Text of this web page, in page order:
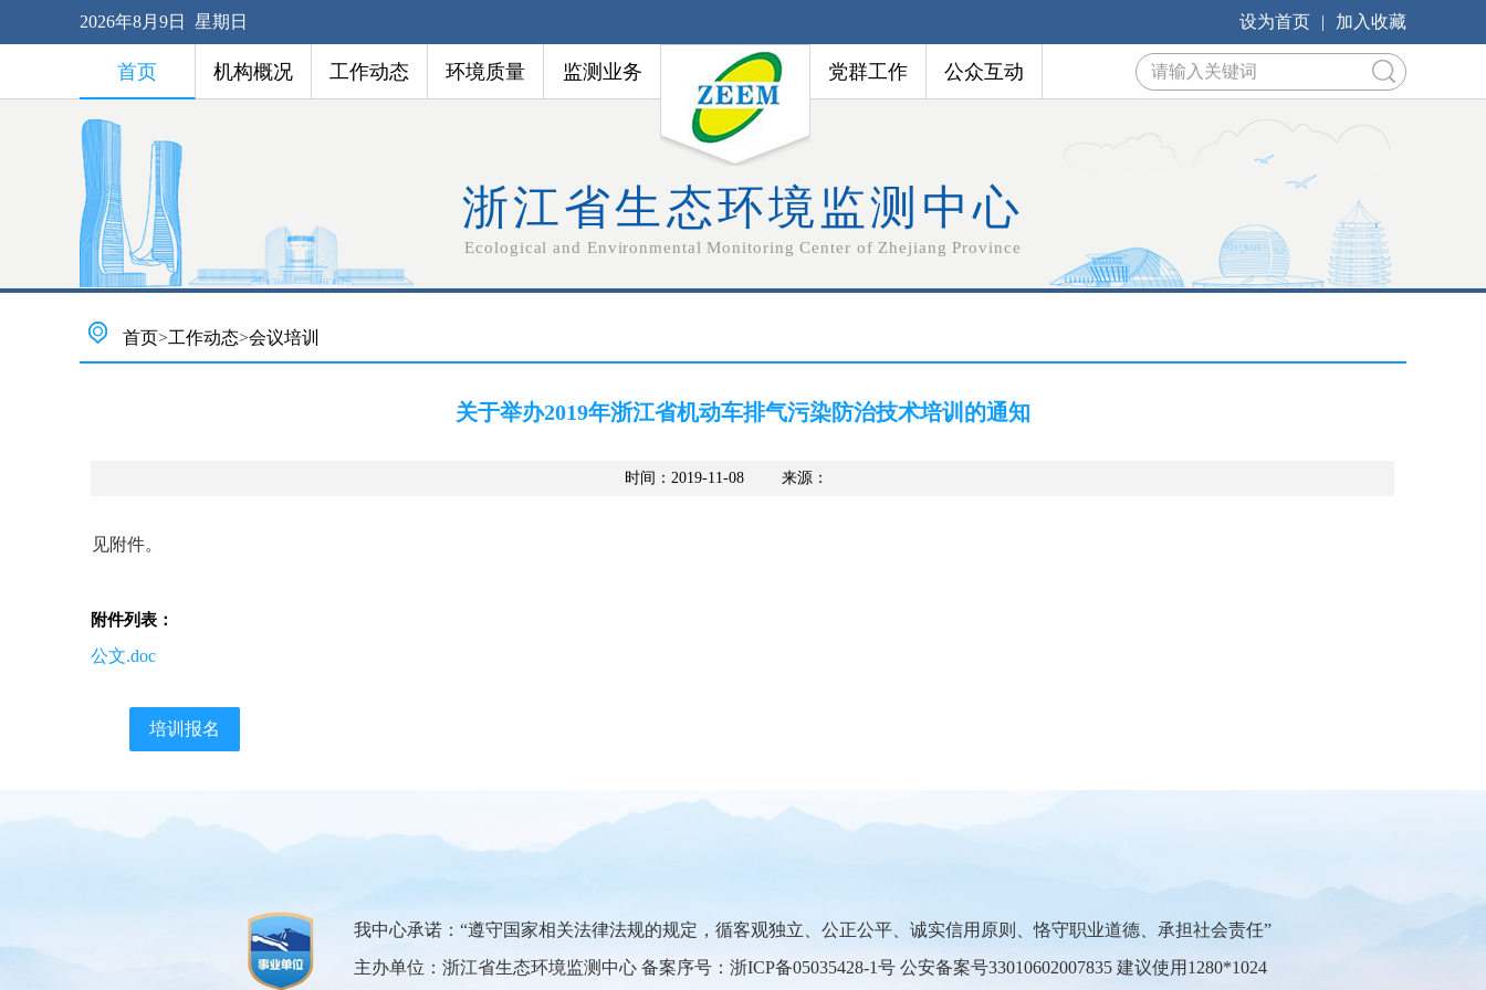
2026年8月9日 星期日 设为首页 | 加入收藏
首页 机构概况 工作动态 环境质量 监测业务 党群工作 公众互动
浙江省生态环境监测中心
Ecological and Environmental Monitoring Center of Zhejiang Province
首页>工作动态>会议培训
关于举办2019年浙江省机动车排气污染防治技术培训的通知
时间：2019-11-08 来源：
见附件。
附件列表：
公文.doc
培训报名
我中心承诺：“遵守国家相关法律法规的规定，循客观独立、公正公平、诚实信用原则、恪守职业道德、承担社会责任”
主办单位：浙江省生态环境监测中心 备案序号： 浙ICP备05035428-1号 公安备案号33010602007835 建议使用1280*1024